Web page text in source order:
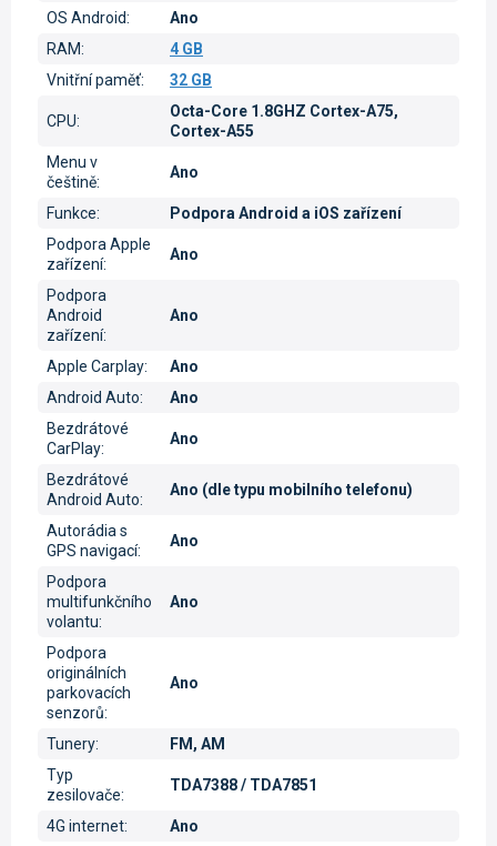
OS Android:
Ano
RAM:
4 GB
Vnitřní paměť: 32 GB
CPU:
Octa-Core 1.8GHZ Cortex-A75,
Cortex-A55
Menu v
češtině:
Ano
Funkce:
Podpora Android a iOS zařízení
Podpora Apple
zařízení:
Ano
Podpora
Android
zařízení:
Ano
Apple Carplay:
Ano
Android Auto:
Ano
Bezdrátové
CarPlay:
Ano
Bezdrátové
Android Auto:
Ano (dle typu mobilního telefonu)
Autorádia s
GPS navigací:
Ano
Podpora
multifunkčního
volantu:
Ano
Podpora
originálních
parkovacích
senzorů:
Ano
Tunery:
FM, AM
Typ
zesilovače:
TDA7388 / TDA7851
4G internet:
Ano